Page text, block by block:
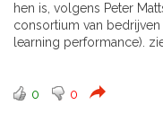
hen is, volgens Peter
consortium van
learning performance).
0 0